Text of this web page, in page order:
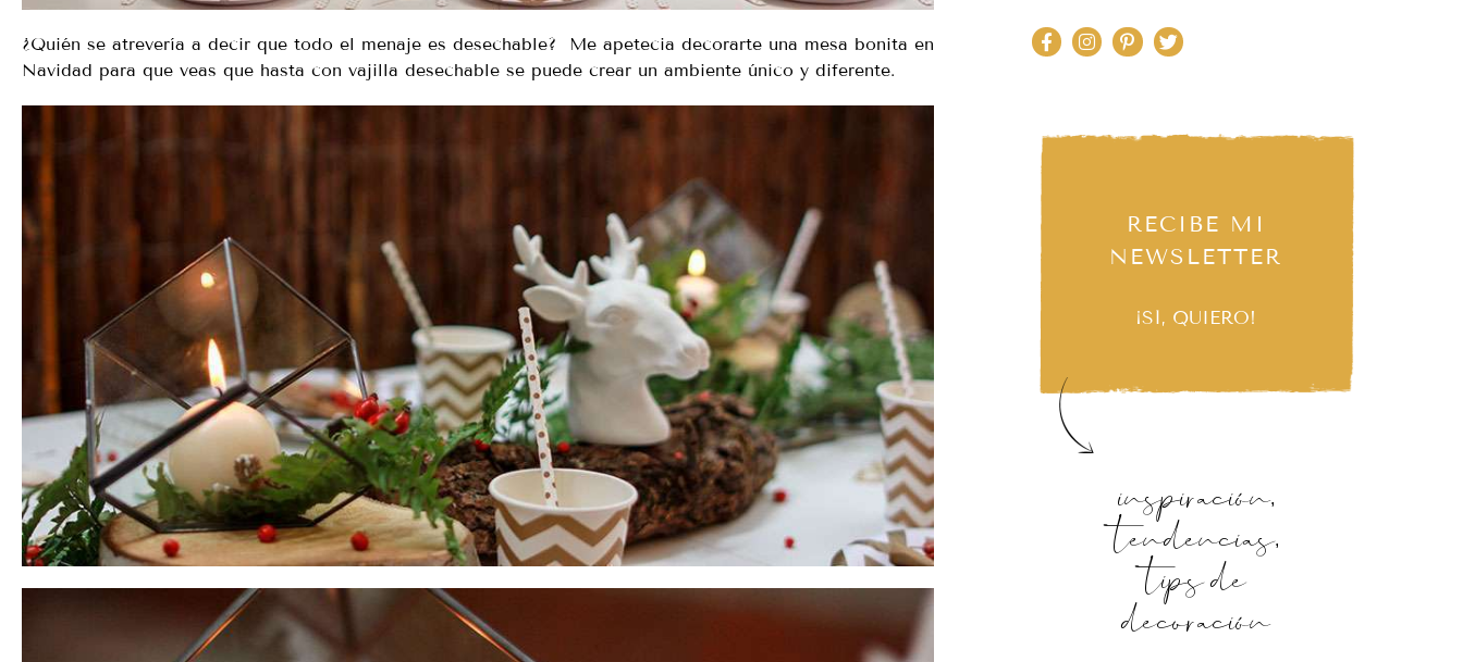
¿Quién se atrevería a decir que todo el menaje es desechable? Me apetecia decorarte una mesa bonita en
Navidad para que veas que hasta con vajilla desechable se puede crear un ambiente único y diferente.
RECIBE MI
NEWSLETTER
¡SÍ, QUIERO!
inspiración,
tendencias,
tips de
decoración